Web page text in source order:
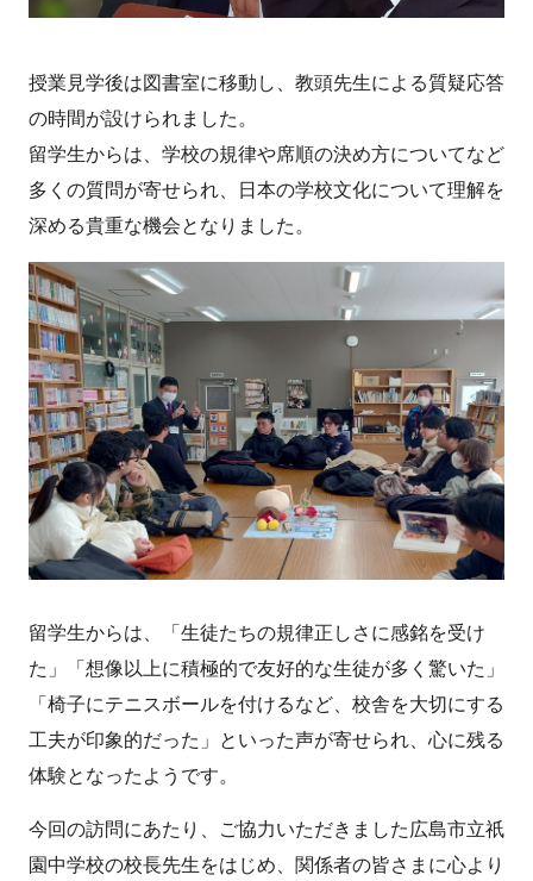
授業見学後は図書室に移動し、教頭先生による質疑応答
の時間が設けられました。
留学生からは、学校の規律や席順の決め方についてなど
多くの質問が寄せられ、日本の学校文化について理解を
深める貴重な機会となりました。
留学生からは、「生徒たちの規律正しさに感銘を受け
た」「想像以上に積極的で友好的な生徒が多く驚いた」
「椅子にテニスボールを付けるなど、校舎を大切にする
工夫が印象的だった」といった声が寄せられ、心に残る
体験となったようです。
今回の訪問にあたり、ご協力いただきました広島市立祇
園中学校の校長先生をはじめ、関係者の皆さまに心より